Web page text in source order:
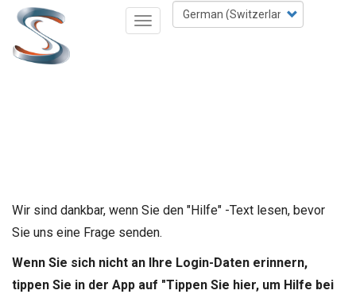
Skip
main
content
Select
your
Toggle
Wir sind dankbar, wenn Sie den "Hilfe" -Text lesen, bevor
Sie uns eine Frage senden.
Wenn Sie sich nicht an Ihre Login-Daten erinnern,
tippen Sie in der App auf "Tippen Sie hier, um Hilfe bei